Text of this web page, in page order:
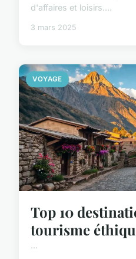
d'affaires et loisirs....
3 mars 2025
VOYAGE
Top 10
tourisme
...